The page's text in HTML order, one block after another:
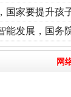
初心使命 奋进复兴
国家要提升孩
能发展，国务
网